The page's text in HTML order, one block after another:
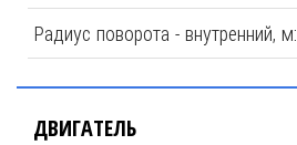
Радиус поворота - внутренний, м:
ДВИГАТЕЛЬ